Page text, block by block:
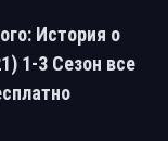
История о
1-3 Сезон все